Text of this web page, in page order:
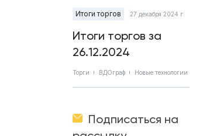
Итоги торгов 27 декабря 2024 г.
Итоги торгов за
26.12.2024
Торги ВДОграф Новые технологии
Подписаться на